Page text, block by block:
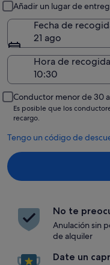
Añadir un lugar de
Fecha de
21 ago
Hora de recogida
Conductor menor de 30
Es posible que los
recargo.
Tengo un código de
No te
Anulación sin
de alquiler
Date un